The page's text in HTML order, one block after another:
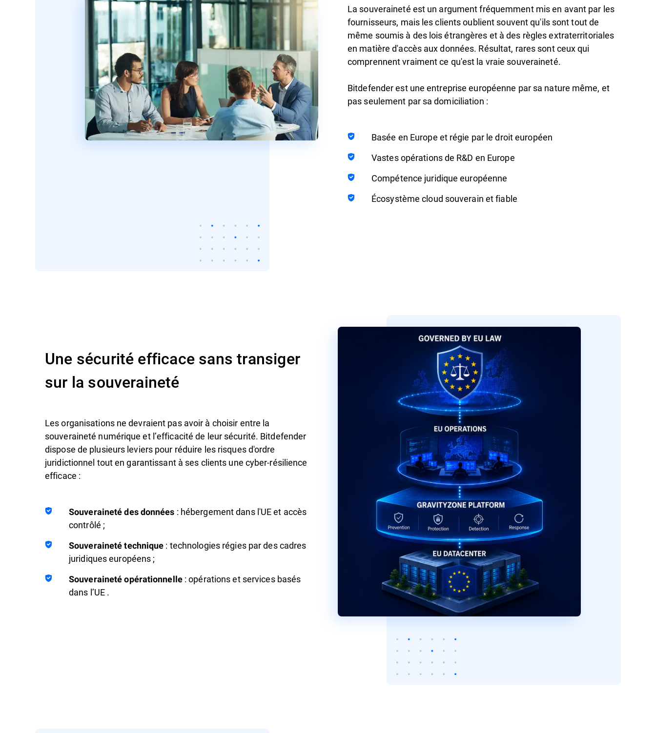
La souveraineté est un argument fréquemment mis en avant par les
fournisseurs, mais les clients oublient souvent qu'ils sont tout de
même soumis à des lois étrangères et à des règles extraterritoriales
en matière d'accès aux données. Résultat, rares sont ceux qui
comprennent vraiment ce qu'est la vraie souveraineté.
Bitdefender est une entreprise européenne par sa nature même, et
pas seulement par sa domiciliation :
Basée en Europe et régie par le droit européen
Vastes opérations de R&D en Europe
Compétence juridique européenne
Écosystème cloud souverain et fiable
Une sécurité efficace sans transiger
sur la souveraineté
Les organisations ne devraient pas avoir à choisir entre la
souveraineté numérique et l’efficacité de leur sécurité. Bitdefender
dispose de plusieurs leviers pour réduire les risques d'ordre
juridictionnel tout en garantissant à ses clients une cyber-résilience
efficace :
Souveraineté des données : hébergement dans l'UE et accès
contrôlé ;
Souveraineté technique : technologies régies par des cadres
juridiques européens ;
Souveraineté opérationnelle: opérations et services basés
dans l’UE .